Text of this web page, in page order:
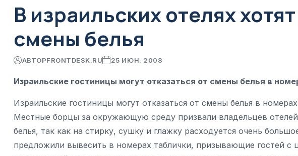
В израильских отелях
смены белья
АВТОРFRONTDESK.RU 25 ИЮН. 2008
Израильские гостиницы могут отказаться от смены белья в
Израильские гостиницы могут отказаться от смены белья в
Местные борцы за окружающую среду призвали владельцев
белья, так как на стирку, сушку и глажку расходуется очень
предложили вывесить в номерах таблички, призывающие гостей с